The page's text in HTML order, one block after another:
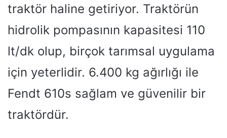
traktör haline getiriyor. Traktörün
hidrolik pompasının kapasitesi 110
lt/dk olup, birçok tarımsal uygulama
için yeterlidir. 6.400 kg ağırlığı ile
Fendt 610s sağlam ve güvenilir bir
traktördür.